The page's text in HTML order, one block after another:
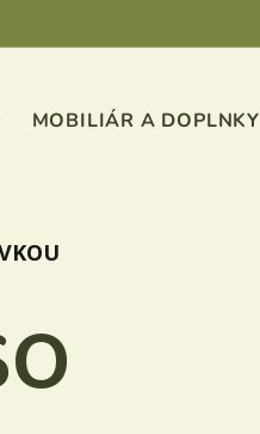
MOBILIÁR A DOPLNKY